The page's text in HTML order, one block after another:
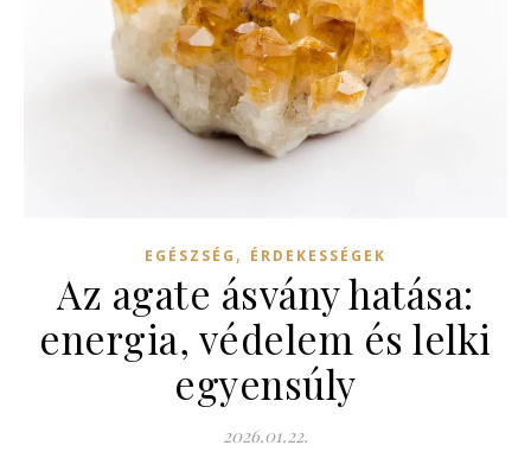
EGÉSZSÉG , ÉRDEKESSÉGEK
Az agate ásvány hatása:
energia, védelem és lelki
egyensúly
2026.01.22.